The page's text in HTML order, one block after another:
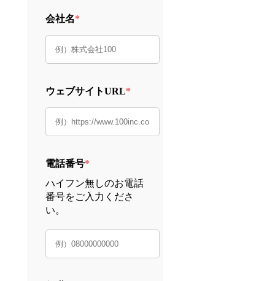
会社名*
ウェブサイトURL*
電話番号*
ハイフン無しのお電話
番号をご入力くださ
い。